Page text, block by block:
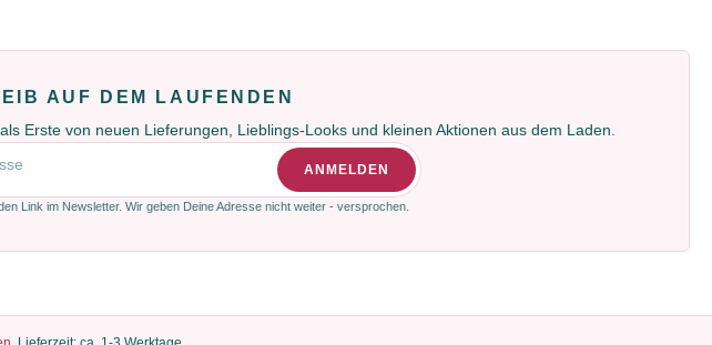
AUF DEM LAUFENDEN
Erste von neuen Lieferungen, Lieblings-Looks und kleinen Aktionen aus dem Laden.
ANMELDEN
Link im Newsletter. Wir geben Deine Adresse nicht weiter - versprochen.